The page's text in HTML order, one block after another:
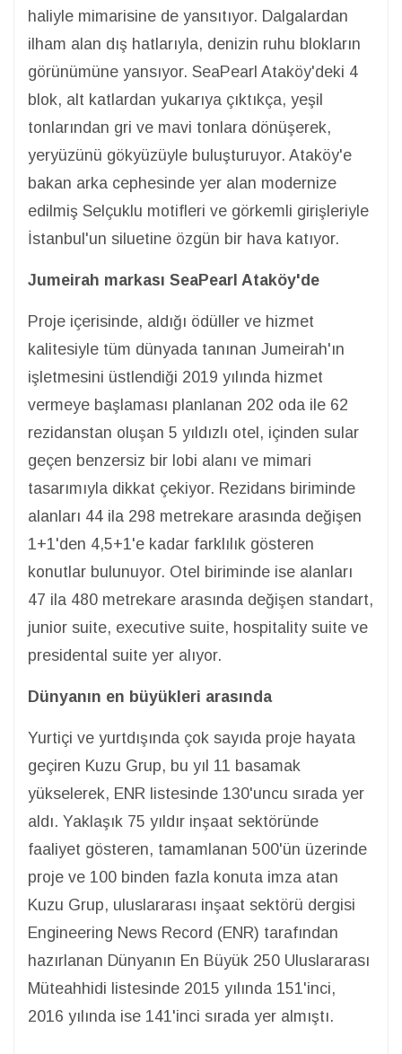
haliyle mimarisine de yansıtıyor. Dalgalardan
ilham alan dış hatlarıyla, denizin ruhu blokların
görünümüne yansıyor. SeaPearl Ataköy'deki 4
blok, alt katlardan yukarıya çıktıkça, yeşil
tonlarından gri ve mavi tonlara dönüşerek,
yeryüzünü gökyüzüyle buluşturuyor. Ataköy'e
bakan arka cephesinde yer alan modernize
edilmiş Selçuklu motifleri ve görkemli girişleriyle
İstanbul'un siluetine özgün bir hava katıyor.
Jumeirah markası SeaPearl Ataköy'de
Proje içerisinde, aldığı ödüller ve hizmet
kalitesiyle tüm dünyada tanınan Jumeirah'ın
işletmesini üstlendiği 2019 yılında hizmet
vermeye başlaması planlanan 202 oda ile 62
rezidanstan oluşan 5 yıldızlı otel, içinden sular
geçen benzersiz bir lobi alanı ve mimari
tasarımıyla dikkat çekiyor. Rezidans biriminde
alanları 44 ila 298 metrekare arasında değişen
1+1'den 4,5+1'e kadar farklılık gösteren
konutlar bulunuyor. Otel biriminde ise alanları
47 ila 480 metrekare arasında değişen standart,
junior suite, executive suite, hospitality suite ve
presidental suite yer alıyor.
Dünyanın en büyükleri arasında
Yurtiçi ve yurtdışında çok sayıda proje hayata
geçiren Kuzu Grup, bu yıl 11 basamak
yükselerek, ENR listesinde 130'uncu sırada yer
aldı. Yaklaşık 75 yıldır inşaat sektöründe
faaliyet gösteren, tamamlanan 500'ün üzerinde
proje ve 100 binden fazla konuta imza atan
Kuzu Grup, uluslararası inşaat sektörü dergisi
Engineering News Record (ENR) tarafından
hazırlanan Dünyanın En Büyük 250 Uluslararası
Müteahhidi listesinde 2015 yılında 151'inci,
2016 yılında ise 141'inci sırada yer almıştı.